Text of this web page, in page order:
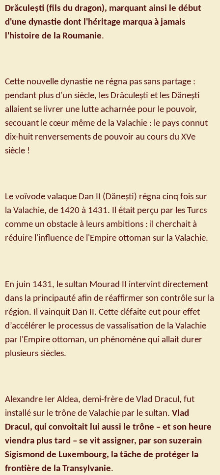
Drăculești (fils du dragon), marquant ainsi le début
d'une dynastie dont l'héritage marqua à jamais
l'histoire de la Roumanie.
Cette nouvelle dynastie ne régna pas sans partage :
pendant plus d'un siècle, les Drăculești et les Dănești
allaient se livrer une lutte acharnée pour le pouvoir,
secouant le cœur même de la Valachie : le pays connut
dix-huit renversements de pouvoir au cours du XVe
siècle !
Le voïvode valaque Dan II (Dănești) régna cinq fois sur
la Valachie, de 1420 à 1431. Il était perçu par les Turcs
comme un obstacle à leurs ambitions : il cherchait à
réduire l'influence de l'Empire ottoman sur la Valachie.
En juin 1431, le sultan Mourad II intervint directement
dans la principauté afin de réaffirmer son contrôle sur la
région. Il vainquit Dan II. Cette défaite eut pour effet
d’accélérer le processus de vassalisation de la Valachie
par l'Empire ottoman, un phénomène qui allait durer
plusieurs siècles.
Alexandre Ier Aldea, demi-frère de Vlad Dracul, fut
installé sur le trône de Valachie par le sultan. Vlad
Dracul, qui convoitait lui aussi le trône – et son heure
viendra plus tard – se vit assigner, par son suzerain
Sigismond de Luxembourg, la tâche de protéger la
frontière de la Transylvanie.